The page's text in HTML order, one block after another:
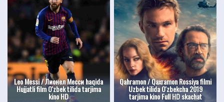
Leo Messi / Лионел Месси haqida
Hujjatli film O'zbek tilida tarjima
kino HD
Qahramon / Qaxramon Rossiya filmi
Uzbek tilida O'zbekcha 2019
tarjima kino Full HD skachat